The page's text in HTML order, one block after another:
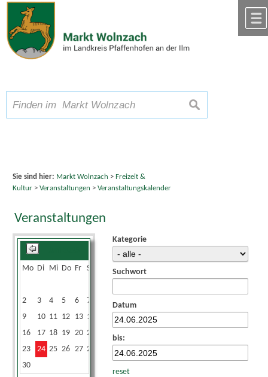
Zum Inhalt,zur Navigation
Schriftgröße A A A suchen
Sie sind hier: Markt Wolnzach > Freizeit &
Kultur> Veranstaltungen > Veranstaltungskalender
Veranstaltungen
Mo Di Mi Do Fr Sa
2
3 4 5 6 7
9
10 11 12 13 14
16
17 18 19 20 21
23
24 25 26 27 28
30
Kategorie
Suchwort
Datum
bis:
reset